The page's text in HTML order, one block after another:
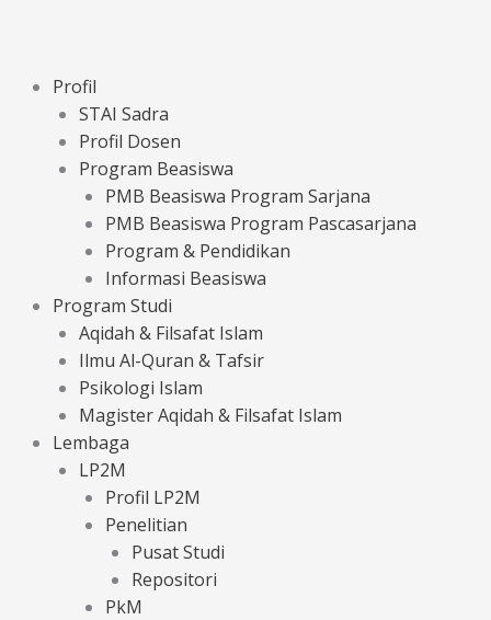
Profil
STAI Sadra
Profil Dosen
Program Beasiswa
PMB Beasiswa Program Sarjana
PMB Beasiswa Program Pascasarjana
Program & Pendidikan
Informasi Beasiswa
Program Studi
Aqidah & Filsafat Islam
Ilmu Al-Quran & Tafsir
Psikologi Islam
Magister Aqidah & Filsafat Islam
Lembaga
LP2M
Profil LP2M
Penelitian
Pusat Studi
Repositori
PkM